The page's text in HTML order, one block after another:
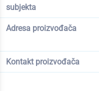
subjekta
Adresa proizvođača
Kontakt proizvođača